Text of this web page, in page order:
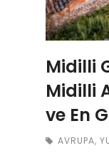
Midilli
Midilli
ve En
AVRUPA,